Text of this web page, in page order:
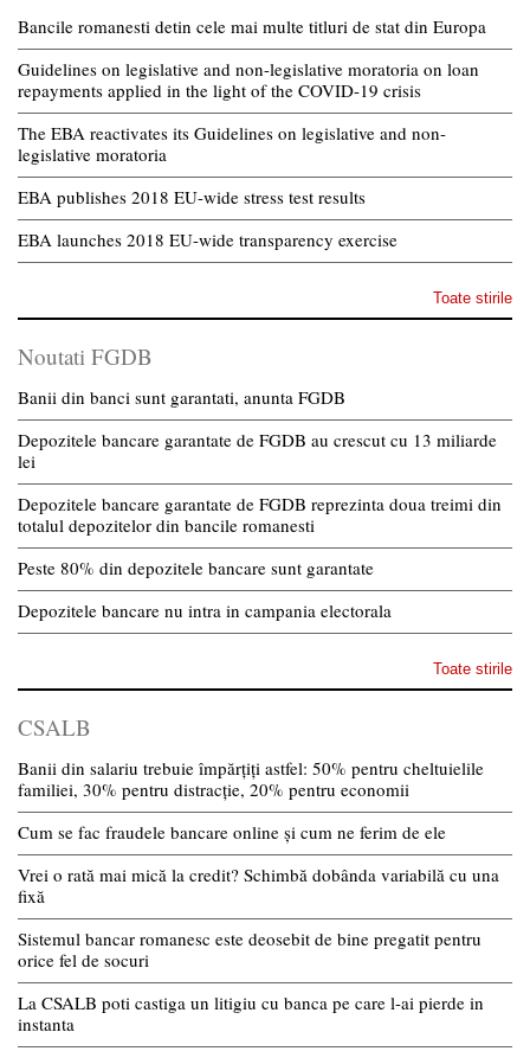
Bancile romanesti detin cele mai multe titluri de stat din Europa
Guidelines on legislative and non-legislative moratoria on loan
repayments applied in the light of the COVID-19 crisis
The EBA reactivates its Guidelines on legislative and non-
legislative moratoria
EBA publishes 2018 EU-wide stress test results
EBA launches 2018 EU-wide transparency exercise
Toate stirile
Noutati FGDB
Banii din banci sunt garantati, anunta FGDB
Depozitele bancare garantate de FGDB au crescut cu 13 miliarde
lei
Depozitele bancare garantate de FGDB reprezinta doua treimi din
totalul depozitelor din bancile romanesti
Peste 80% din depozitele bancare sunt garantate
Depozitele bancare nu intra in campania electorala
Toate stirile
CSALB
Banii din salariu trebuie împărțiți astfel: 50% pentru cheltuielile
familiei, 30% pentru distracție, 20% pentru economii
Cum se fac fraudele bancare online și cum ne ferim de ele
Vrei o rată mai mică la credit? Schimbă dobânda variabilă cu una
fixă
Sistemul bancar romanesc este deosebit de bine pregatit pentru
orice fel de socuri
La CSALB poti castiga un litigiu cu banca pe care l-ai pierde in
instanta